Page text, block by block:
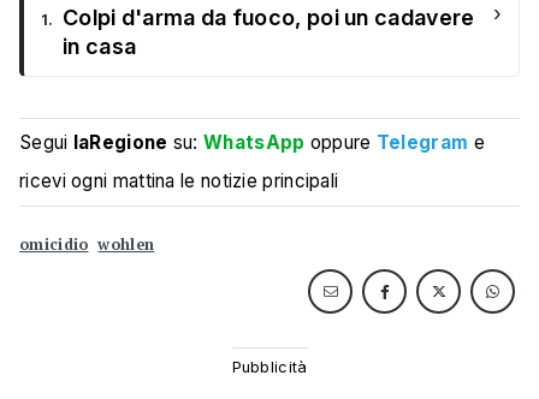
1.
Colpi d'arma da fuoco, poi un cadavere
in casa
›
Segui laRegione su:WhatsApp oppure Telegram e
ricevi ogni mattina le notizie principali
omicidio wohlen